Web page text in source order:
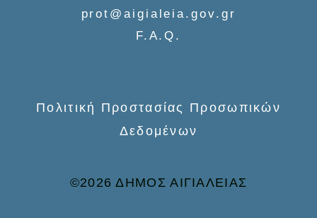
prot@aigialeia.gov.gr
F.A.Q.
Πολιτική Προστασίας Προσωπικών
Δεδομένων
©2026 ΔΗΜΟΣ ΑΙΓΙΑΛΕΙΑΣ